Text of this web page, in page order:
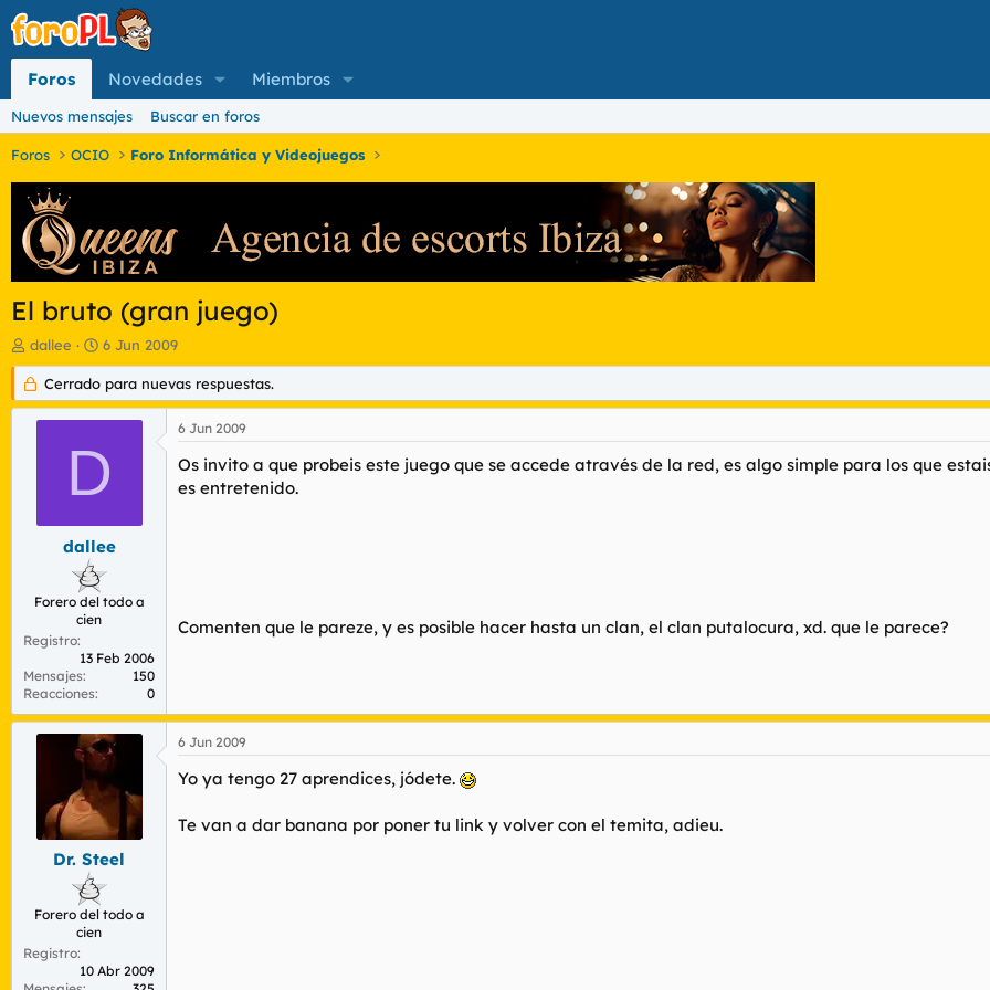
Foros Novedades Miembros
Nuevos mensajes Buscar en foros
Foros OCIO Foro Informática y Videojuegos
El bruto (gran juego)
I
n
i
c
d
e
a
dallee
F
e
c
h
a
e
i
i
c
6 Jun 2009
Cerrado para nuevas respuestas.
D
dallee
Forero del todo a
cien
Registro
13 Feb 2006
Mensajes
150
Reacciones
0
6 Jun 2009
Os invito a que probeis este juego que se accede através de la red, es algo simple para los que
es entretenido.
Comenten que le pareze, y es posible hacer hasta un clan, el clan putalocura, xd. que le parece?
Dr. Steel
Forero del todo a
cien
Registro
10 Abr 2009
6 Jun 2009
Yo ya tengo 27 aprendices, jódete.
Te van a dar banana por poner tu link y volver con el temita, adieu.